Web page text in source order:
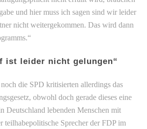
und hier muss ich sagen sind wir leider
nicht weitergekommen. Das wird dann
ist leider nicht gelungen“
die SPD kritisierten allerdings das
obwohl doch gerade dieses eine
Deutschland lebenden Menschen mit
teilhabepolitische Sprecher der FDP im